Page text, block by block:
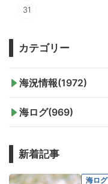
31
カテゴリー
海況情報(1972)
海ログ(969)
新着記事
海ログ